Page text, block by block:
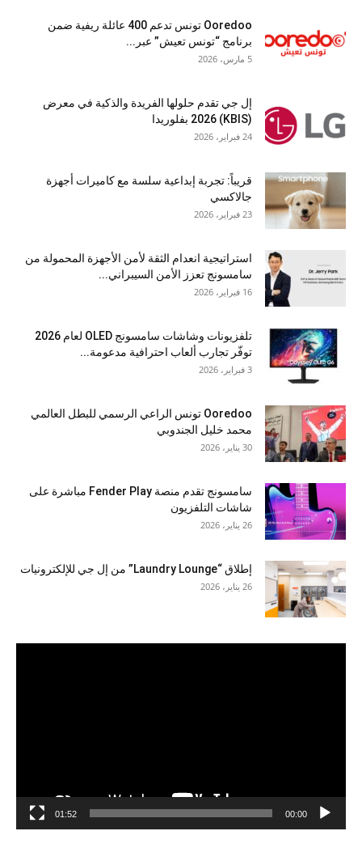
Ooredoo تونس تدعم 400 عائلة ريفية ضمن
برنامج “تونس تعيش” عبر...
5 مارس، 2026
إل جي تقدم حلولها الفريدة والذكية في معرض
(KBIS) 2026 بفلوريدا
24 فبراير، 2026
قريباً: تجربة إبداعية سلسة مع كاميرات أجهزة
جالاكسي
23 فبراير، 2026
استراتيجية انعدام الثقة لأمن الأجهزة المحمولة من
سامسونج تعزز الأمن السيبراني...
16 فبراير، 2026
تلفزيونات وشاشات سامسونج OLED لعام 2026
توفّر تجارب ألعاب احترافية مدعومة...
3 فبراير، 2026
Ooredoo تونس الراعي الرسمي للبطل العالمي
محمد خليل الجندوبي
30 يناير، 2026
سامسونج تقدم منصة Fender Play مباشرة على
شاشات التلفزيون
26 يناير، 2026
إطلاق “Laundry Lounge” من إل جي للإلكترونيات
26 يناير، 2026
00:00
01:52